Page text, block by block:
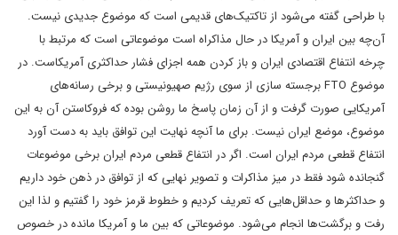
با طراحی گفته می‌شود از تاکتیک‌های قدیمی است که موضوع جدیدی نیست.
آن‌چه بین ایران و آمریکا در حال مذاکراه است موضوعاتی است که مرتبط با
چرخه انتفاع اقتصادی ایران و باز کردن همه اجزای فشار حداکثری آمریکاست. در
موضوع FTO برجسته سازی از سوی رژیم صهیونیستی و برخی رسانه‌های
آمریکایی صورت گرفت و از آن زمان پاسخ ما روشن بوده که فروکاستن آن به این
موضوع، موضع ایران نیست. برای ما آنچه نهایت این توافق باید به دست آورد
انتفاع قطعی مردم ایران است. اگر در انتفاع قطعی مردم ایران برخی موضوعات
گنجانده شود فقط در میز مذاکرات و تصویر نهایی که از توافق در ذهن خود داریم
و حداکثرها و حداقل‌هایی که تعریف کردیم و خطوط قرمز خود را گفتیم و لذا این
رفت و برگشت‌ها انجام می‌شود. موضوعاتی که بین ما و آمریکا مانده در خصوص